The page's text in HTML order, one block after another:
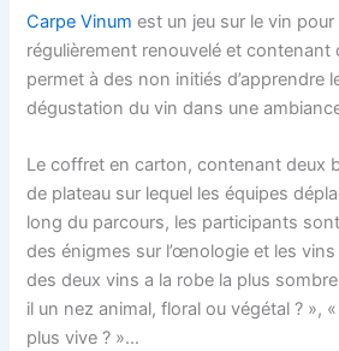
Carpe Vinum est un jeu sur le vin pour
régulièrement renouvelé et contenant
permet à des non initiés d’apprendre
dégustation du vin dans une
Le coffret en carton, contenant deux
de plateau sur lequel les équipes
long du parcours, les participants
des énigmes sur l’œnologie et les
des deux vins a la robe la plus
il un nez animal, floral ou végétal ? », «
plus vive ? »…